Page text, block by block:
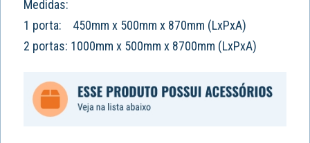
Medidas:
1 porta: 450mm x 500mm x 870mm (LxPxA)
2 portas: 1000mm x 500mm x 8700mm (LxPxA)